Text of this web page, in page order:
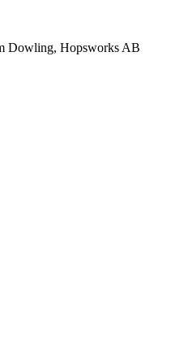
Dowling, Hopsworks AB